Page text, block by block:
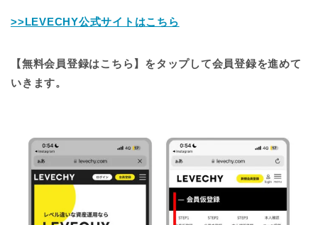
>>LEVECHY公式サイトはこちら
【無料会員登録はこちら】をタップして会員登録を進めて
いきます。